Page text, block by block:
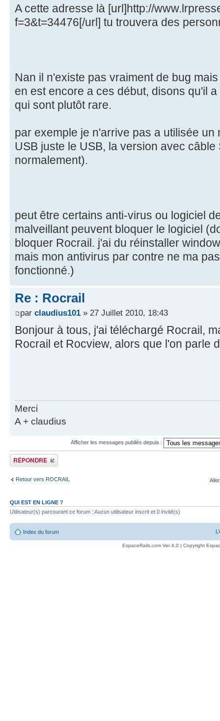
A cette adresse là [url]http://
f=3&t=34476[/url] tu trouvera des
Nan il n'existe pas vraiment de bug
en est encore a ces début, disons qu'il
qui sont plutôt rare.
par exemple je n'arrive pas a utilisée un
USB juste le USB, la version avec
normalement).
peut être certains anti-virus ou logiciel
malveillant peuvent bloquer le logiciel
bloquer Rocrail. j'ai du réinstaller
mais mon antivirus par contre ne ma
fonctionné.)
Re : Rocrail
par claudius101 » 27 Juillet 2010, 18:43
Bonjour à tous, j'ai téléchargé Rocrail,
Rocrail et Rocview, alors que l'on parle
Merci
A + claudius
Afficher les messages publiés depuis :
Publier une réponse
Retour vers ROCRAIL
QUI EST EN LIGNE ?
Utilisateur(s) parcourant ce forum : Aucun utilisateur inscrit et 0 invité(s)
Index du forum
EspaceRails.com Ver 4.0 | Copyright